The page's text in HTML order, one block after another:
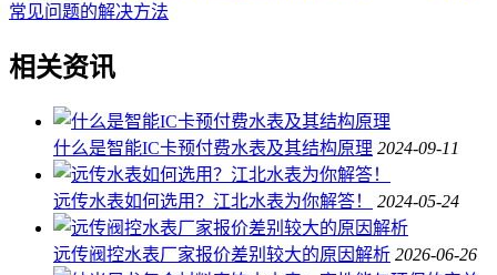
常见问题的解决方法
相关资讯
什么是智能IC卡预付费水表及其结构原理 2024-09-11
远传水表如何选用？江北水表为你解答！ 2024-05-24
远传阀控水表厂家报价差别较大的原因解析 2026-06-26